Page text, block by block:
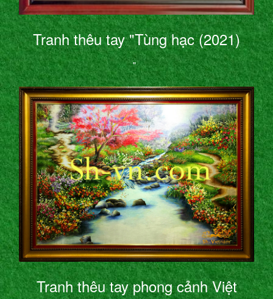
Tranh thêu tay "Tùng hạc (2021)
"
Tranh thêu tay phong cảnh Việt